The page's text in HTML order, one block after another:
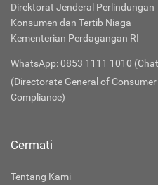
Direktorat Jenderal Perlindungan
Konsumen dan Tertib Niaga
Kementerian Perdagangan RI
WhatsApp: 0853 1111 1010
(Directorate General of
Compliance)
Cermati
Tentang Kami